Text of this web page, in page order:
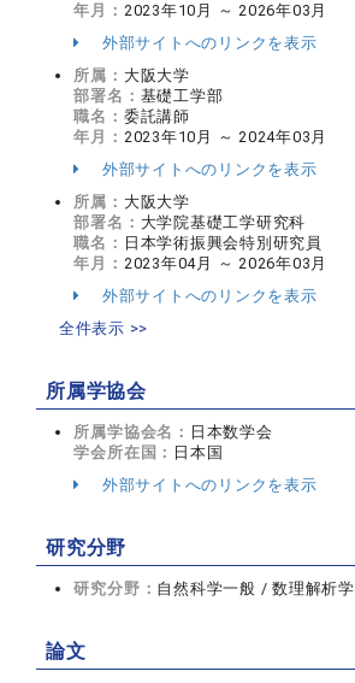
年月： 2023年10月 ～ 2026年03月
外部サイトへのリンクを表示
所属： 大阪大学
部署名： 基礎工学部
職名： 委託講師
年月： 2023年10月 ～ 2024年03月
外部サイトへのリンクを表示
所属： 大阪大学
部署名： 大学院基礎工学研究科
職名： 日本学術振興会特別研究員
年月： 2023年04月 ～ 2026年03月
外部サイトへのリンクを表示
全件表示 >>
所属学協会
所属学協会名： 日本数学会
学会所在国： 日本国
外部サイトへのリンクを表示
研究分野
研究分野： 自然科学一般 / 数理解析学
論文